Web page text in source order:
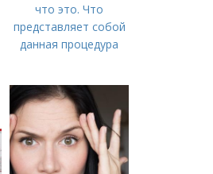
что это. Что
представляет собой
данная процедура